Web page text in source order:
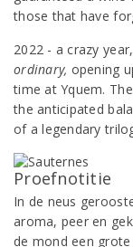
those that have
2022 - a crazy
ordinary, opening
time at Yquem.
the anticipated
of a legendary
Proefnotitie
In de neus
aroma, peer en
de mond een